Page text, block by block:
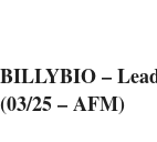
BILLYBIO –
(03/25 – AFM)